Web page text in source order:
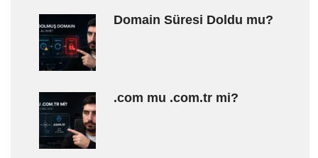
Domain Süresi Doldu mu?
.com mu .com.tr mi?